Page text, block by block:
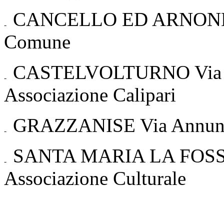
CANCELLO ED
Comune
CASTELVOLTURNO
Associazione Calipari
GRAZZANISE Via
SANTA MARIA LA
Associazione Culturale